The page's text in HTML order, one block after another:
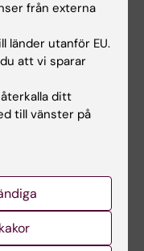
från projektet:
Parmander M,
ledning och
Institutet.
ledning 2007
från externa
länder utanför EU.
att vi sparar
ditt
till vänster på